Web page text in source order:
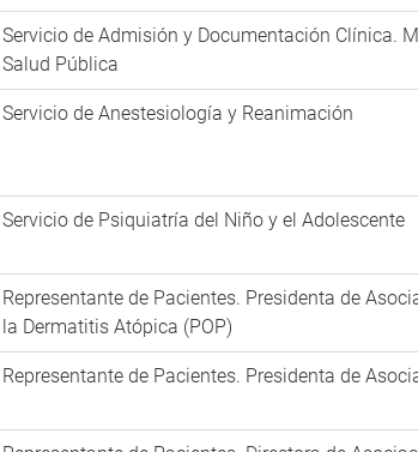
Servicio de Admisión y Documentación Clínica.
Salud Pública
Servicio de Anestesiología y Reanimación
Servicio de Psiquiatría del Niño y el Adolescente
Representante de Pacientes. Presidenta de
la Dermatitis Atópica (POP)
Representante de Pacientes. Presidenta de